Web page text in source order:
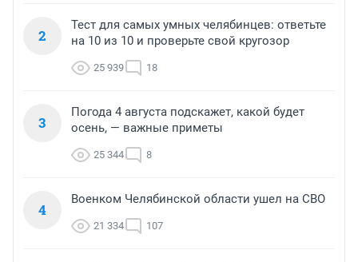
2
Тест для самых умных челябинцев: ответьте
на 10 из 10 и проверьте свой кругозор
25 939 18
3
Погода 4 августа подскажет, какой будет
осень, — важные приметы
25 344 8
4
Военком Челябинской области ушел на СВО
21 334 107